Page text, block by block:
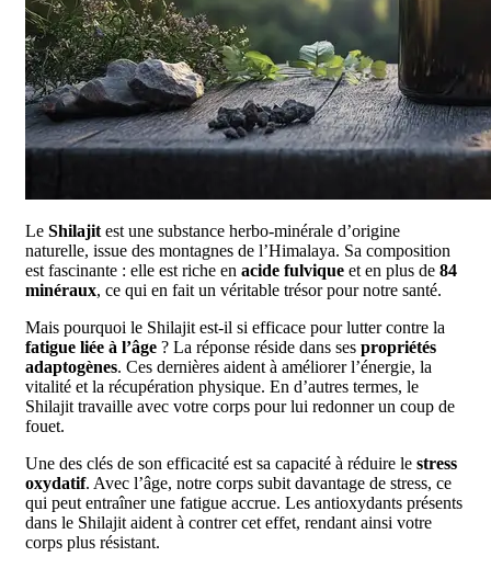
Le Shilajit est une substance herbo-minérale d’origine
naturelle, issue des montagnes de l’Himalaya. Sa composition
est fascinante : elle est riche en acide fulvique et en plus de 84
minéraux, ce qui en fait un véritable trésor pour notre santé.
Mais pourquoi le Shilajit est-il si efficace pour lutter contre la
fatigue liée à l’âge ? La réponse réside dans ses propriétés
adaptogènes. Ces dernières aident à améliorer l’énergie, la
vitalité et la récupération physique. En d’autres termes, le
Shilajit travaille avec votre corps pour lui redonner un coup de
fouet.
Une des clés de son efficacité est sa capacité à réduire le stress
oxydatif. Avec l’âge, notre corps subit davantage de stress, ce
qui peut entraîner une fatigue accrue. Les antioxydants présents
dans le Shilajit aident à contrer cet effet, rendant ainsi votre
corps plus résistant.